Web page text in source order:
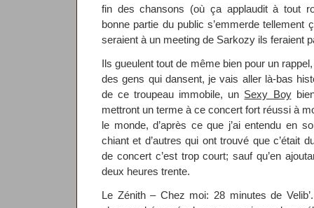
fin des chansons (où ça applaudit à tout
bonne partie du public s’emmerde tellement
seraient à un meeting de Sarkozy ils feraient
Ils gueulent tout de même bien pour un
des gens qui dansent, je vais aller là-bas
de ce troupeau immobile, un Sexy Boy
mettront un terme à ce concert fort réussi à
le monde, d’après ce que j’ai entendu en
chiant et d’autres qui ont trouvé que c’était
de concert c’est trop court; sauf qu’en
deux heures trente.
Le Zénith – Chez moi: 28 minutes de